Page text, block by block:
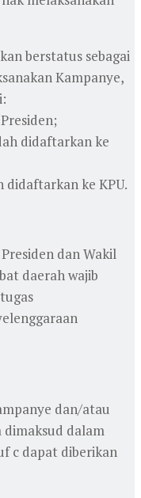
berstatus sebagai
Kampanye,
didaftarkan ke
didaftarkan ke KPU.
dan Wakil
daerah wajib
dan/atau
dimaksud dalam
c dapat diberikan